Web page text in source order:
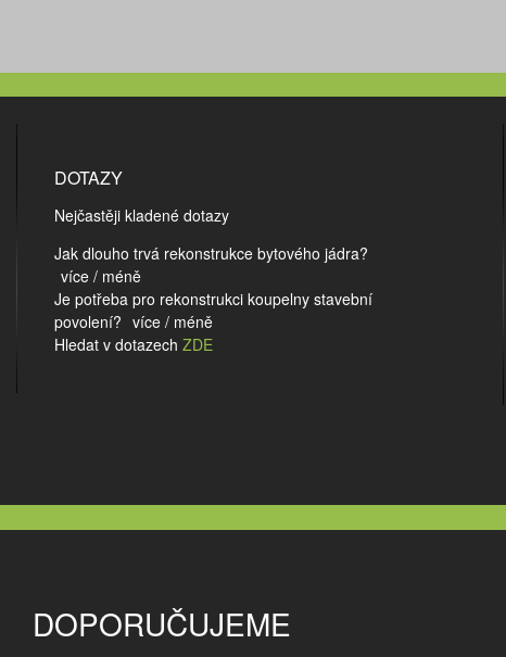
DOTAZY
Nejčastěji kladené dotazy
Jak dlouho trvá rekonstrukce bytového jádra?
více / méně
Je potřeba pro rekonstrukci koupelny stavební
povolení? více / méně
Hledat v dotazech ZDE
DOPORUČUJEME